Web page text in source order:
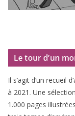
Le tour d’un
Il s’agit d’un recueil
à 2021 . Une
1 .000 pages